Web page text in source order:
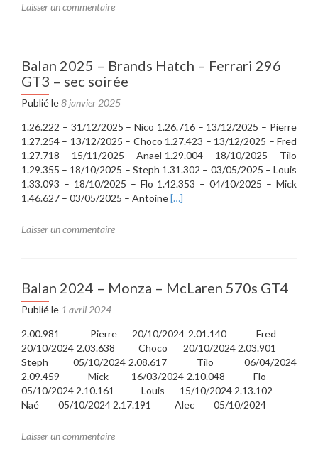
Laisser un commentaire
Balan 2025 – Brands Hatch – Ferrari 296
GT3 – sec soirée
Publié le8 janvier 2025
1.26.222 – 31/12/2025 – Nico 1.26.716 – 13/12/2025 – Pierre
1.27.254 – 13/12/2025 – Choco 1.27.423 – 13/12/2025 – Fred
1.27.718 – 15/11/2025 – Anael 1.29.004 – 18/10/2025 – Tilo
1.29.355 – 18/10/2025 – Steph 1.31.302 – 03/05/2025 – Louis
1.33.093 – 18/10/2025 – Flo 1.42.353 – 04/10/2025 – Mick
1.46.627 – 03/05/2025 – AntoineEn
Brands
Hatch
296
GT3
sec
soirée
[…]
Laisser un commentaire
Balan 2024 – Monza – McLaren 570s GT4
Publié le 1 avril 2024
2.00.981 Pierre 20/10/2024 2.01.140 Fred
20/10/2024 2.03.638 Choco 20/10/2024 2.03.901
Steph 05/10/2024 2.08.617 Tilo 06/04/2024
2.09.459 Mick 16/03/2024 2.10.048 Flo
05/10/2024 2.10.161 Louis 15/10/2024 2.13.102
Naé 05/10/2024 2.17.191 Alec 05/10/2024
Laisser un commentaire